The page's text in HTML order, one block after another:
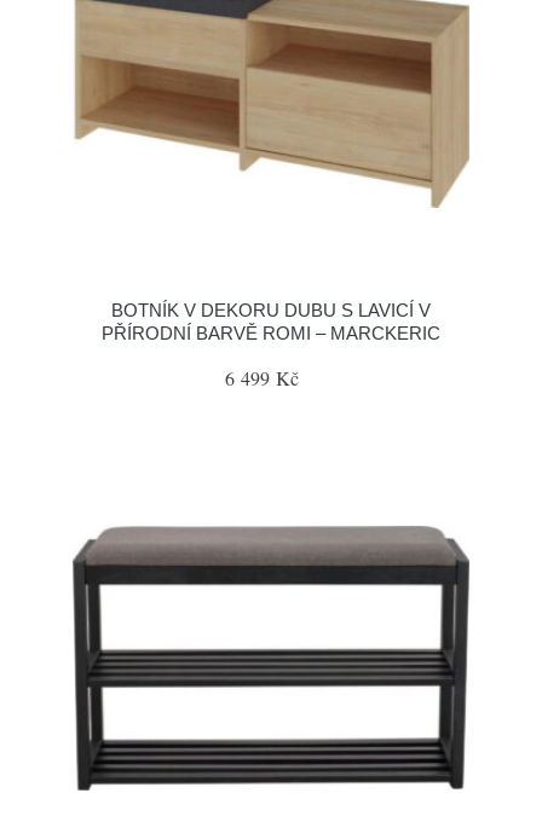
BOTNÍK V DEKORU DUBU S LAVICÍ V
PŘÍRODNÍ BARVĚ ROMI – MARCKERIC
6 499 Kč